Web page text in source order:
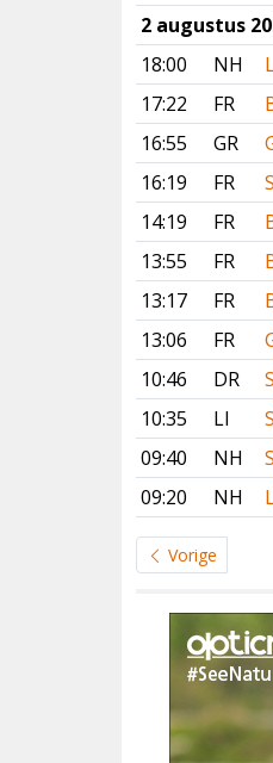
2 augustus
18:00
NH
17:22
FR
16:55
GR
16:19
FR
14:19
FR
13:55
FR
13:17
FR
13:06
FR
10:46
DR
10:35
LI
09:40
NH
09:20
NH
Vorige